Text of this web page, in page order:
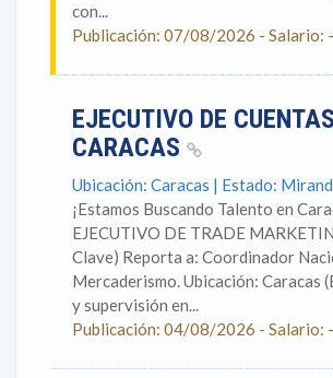
con...
Publicación: 07/08/2026 -
EJECUTIVO DE
CARACAS
Ubicación: Caracas | Estado:
¡Estamos Buscando Talento en
EJECUTIVO DE TRADE
Clave) Reporta a: Coordinador
Mercaderismo. Ubicación: Caracas
y supervisión en...
Publicación: 04/08/2026 -